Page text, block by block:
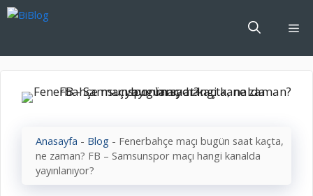
İçeriğe
Anasayfa - Blog - Fenerbahçe maçı bugün saat kaçta,
ne zaman? FB – Samsunspor maçı hangi kanalda
yayınlanıyor?